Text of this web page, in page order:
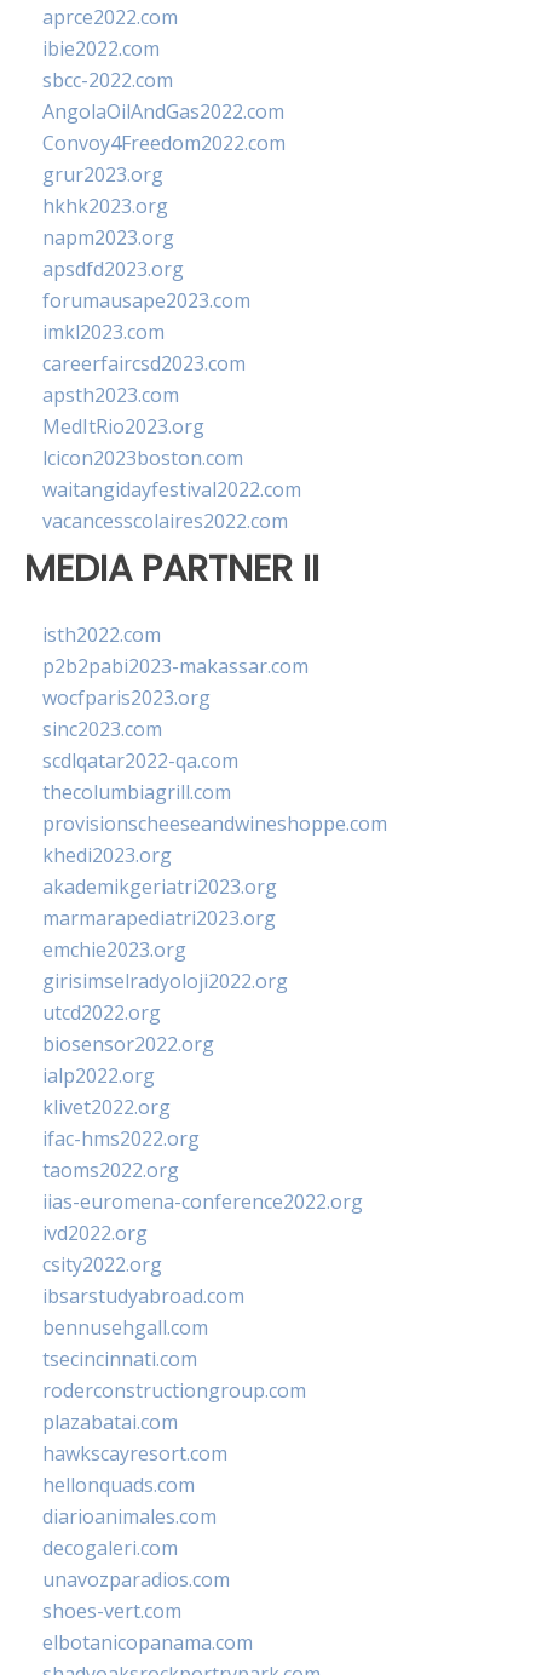
aprce2022.com
ibie2022.com
sbcc-2022.com
AngolaOilAndGas2022.com
Convoy4Freedom2022.com
grur2023.org
hkhk2023.org
napm2023.org
apsdfd2023.org
forumausape2023.com
imkl2023.com
careerfaircsd2023.com
apsth2023.com
MedItRio2023.org
lcicon2023boston.com
waitangidayfestival2022.com
vacancesscolaires2022.com
MEDIA PARTNER II
isth2022.com
p2b2pabi2023-makassar.com
wocfparis2023.org
sinc2023.com
scdlqatar2022-qa.com
thecolumbiagrill.com
provisionscheeseandwineshoppe.com
khedi2023.org
akademikgeriatri2023.org
marmarapediatri2023.org
emchie2023.org
girisimselradyoloji2022.org
utcd2022.org
biosensor2022.org
ialp2022.org
klivet2022.org
ifac-hms2022.org
taoms2022.org
iias-euromena-conference2022.org
ivd2022.org
csity2022.org
ibsarstudyabroad.com
bennusehgall.com
tsecincinnati.com
roderconstructiongroup.com
plazabatai.com
hawkscayresort.com
hellonquads.com
diarioanimales.com
decogaleri.com
unavozparadios.com
shoes-vert.com
elbotanicopanama.com